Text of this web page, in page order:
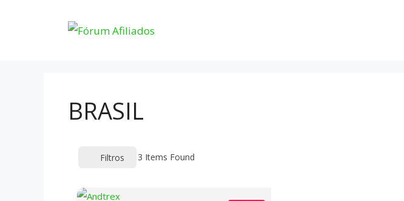
BRASIL
Filtros 3 Items Found